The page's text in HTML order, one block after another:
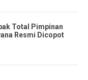
Total Pimpinan
Resmi Dicopot